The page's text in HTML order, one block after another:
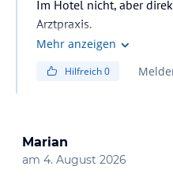
Im Hotel nicht, aber
Arztpraxis.
Mehr anzeigen
Hilfreich0
Marian
am 4. August 2026